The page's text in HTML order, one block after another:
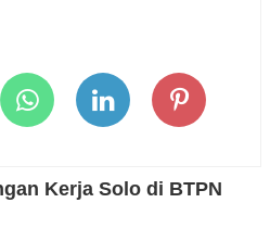
Kerja Solo di BTPN